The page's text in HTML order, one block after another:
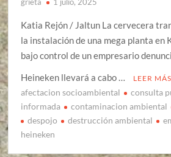
Katia Rejón / Jaltun La cervecera
la instalación de una mega planta en
bajo control de un empresario
Heineken llevará a cabo …
LEER MÁS
afectacion socioambiental
consulta
informada
contaminacion ambiental
despojo
destrucción ambiental
heineken